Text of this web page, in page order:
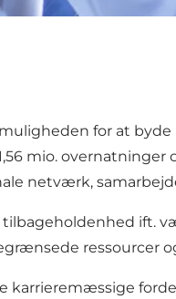
for at
mio.
netværk,
ift.
ressourcer